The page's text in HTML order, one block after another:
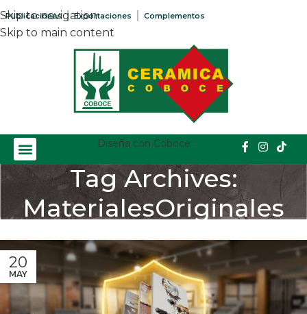
Skip to navigation
Skip to main content
Publicaciones Exportaciones Complementos
Diseña con Coboce
Tag Archives:
MaterialesOriginales
20
MAY